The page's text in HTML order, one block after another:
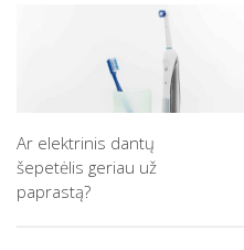
Ar elektrinis dantų
šepetėlis geriau už
paprastą?